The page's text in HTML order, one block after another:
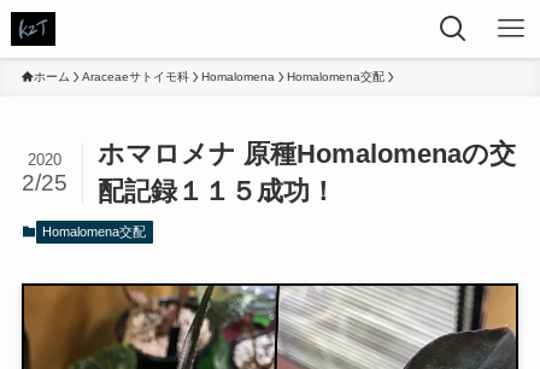
ホーム Araceaeサトイモ科 Homalomena Homalomena交配
ホマロメナ 原種Homalomenaの交
配記録１１５成功！
2020
2/25
Homalomena交配